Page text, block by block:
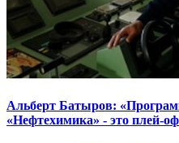
Альберт Батыров:
«Нефтехимика» - это плей-